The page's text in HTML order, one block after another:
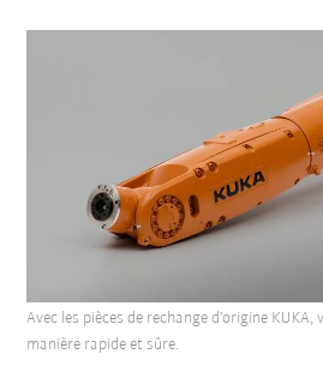
Avec les pièces de rechange d'origine
manière rapide et sûre.